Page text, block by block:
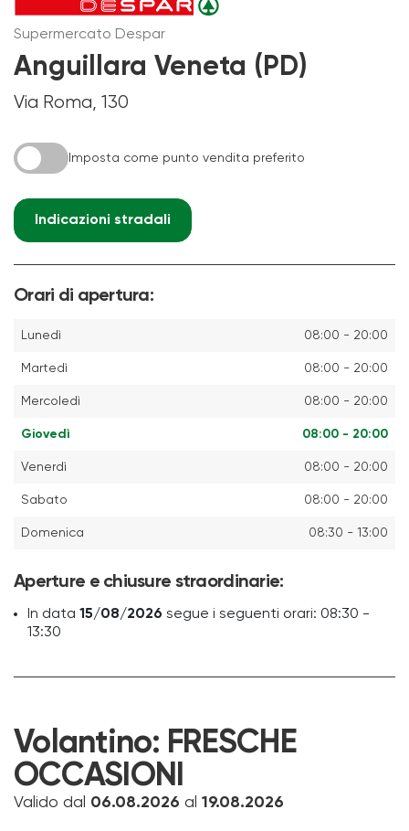
Supermercato Despar
Anguillara Veneta (PD)
Via Roma, 130
Imposta come punto vendita preferito
Indicazioni stradali
Orari di apertura:
Lunedì 08:00 - 20:00
Martedì 08:00 - 20:00
Mercoledì 08:00 - 20:00
Giovedì 08:00 - 20:00
Venerdì 08:00 - 20:00
Sabato 08:00 - 20:00
Domenica 08:30 - 13:00
Aperture e chiusure straordinarie:
In data 15/08/2026 segue i seguenti orari: 08:30 -
13:30
Volantino: FRESCHE
OCCASIONI
Valido dal 06.08.2026 al 19.08.2026